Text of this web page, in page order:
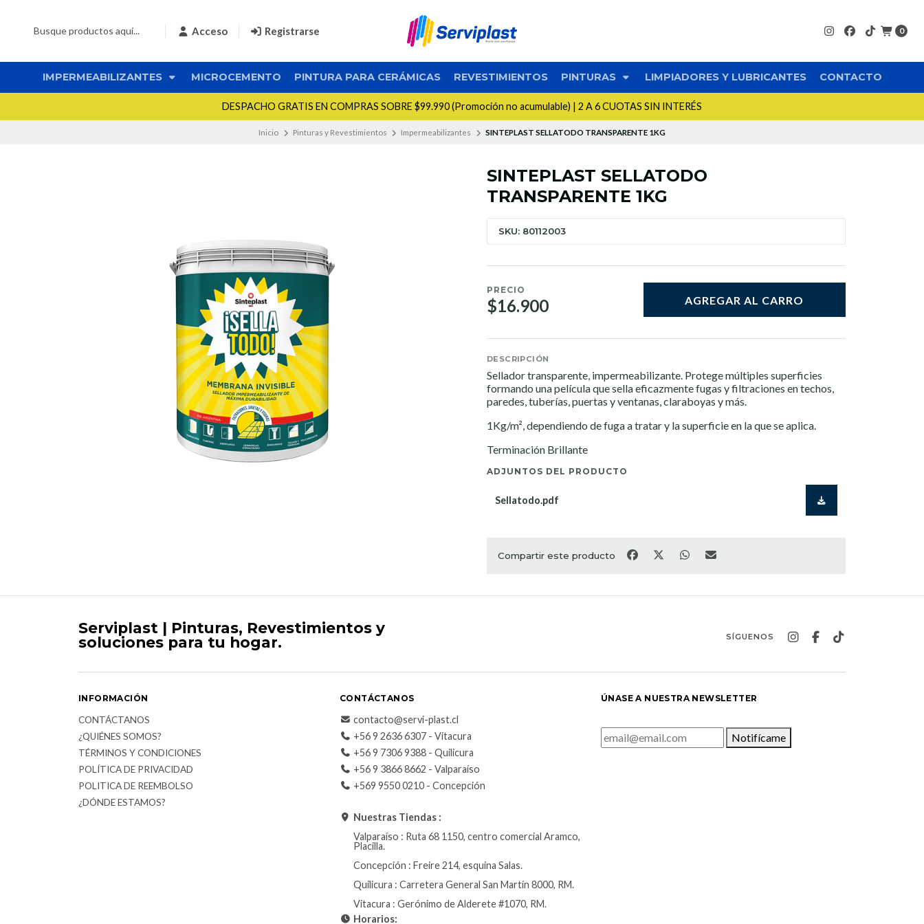
Acceso Registrarse 0
IMPERMEABILIZANTES MICROCEMENTO PINTURA PARA CERÁMICAS REVESTIMIENTOS PINTURAS LIMPIADORES Y LUBRICANTES CONTACTO
DESPACHO GRATIS EN COMPRAS SOBRE $99.990 (Promoción no acumulable) | 2 A 6 CUOTAS SIN INTERÉS
Inicio Pinturas y Revestimientos Impermeabilizantes SINTEPLAST SELLATODO TRANSPARENTE 1KG
SINTEPLAST SELLATODO
TRANSPARENTE 1KG
SKU: 80112003
PRECIO
$16.900 AGREGAR AL CARRO
DESCRIPCIÓN
Sellador transparente, impermeabilizante. Protege múltiples superficies
formando una película que sella eficazmente fugas y filtraciones en techos,
paredes, tuberías, puertas y ventanas, claraboyas y más.
1Kg/m², dependiendo de fuga a tratar y la superficie en la que se aplica.
Terminación Brillante
ADJUNTOS DEL PRODUCTO
Sellatodo.pdf
Compartir este producto
Serviplast | Pinturas, Revestimientos y
soluciones para tu hogar.
SÍGUENOS
INFORMACIÓN
CONTÁCTANOS
¿QUIÉNES SOMOS?
TÉRMINOS Y CONDICIONES
POLÍTICA DE PRIVACIDAD
POLITICA DE REEMBOLSO
¿DÓNDE ESTAMOS?
CONTÁCTANOS
contacto@servi-plast.cl
+56 9 2636 6307 - Vitacura
+56 9 7306 9388 - Quilicura
+56 9 3866 8662 - Valparaíso
+569 9550 0210 - Concepción
Nuestras Tiendas :
Valparaíso : Ruta 68 1150, centro comercial Aramco,
Placilla.
Concepción : Freire 214, esquina Salas.
Quilicura : Carretera General San Martín 8000, RM.
Vitacura : Gerónimo de Alderete #1070, RM.
Horarios:
ÚNASE A NUESTRA NEWSLETTER
Notifícame